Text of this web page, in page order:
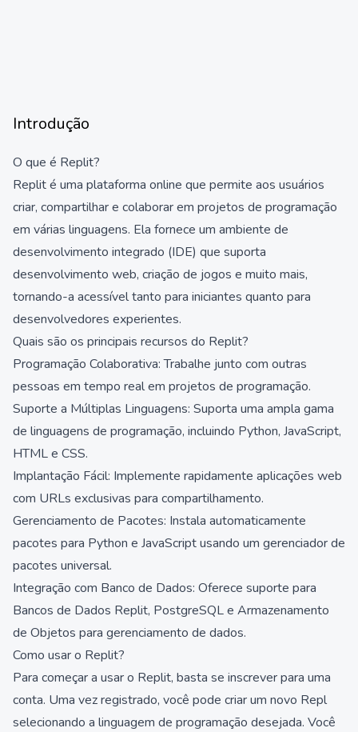
Introdução
O que é Replit?
Replit é uma plataforma online que permite aos usuários
criar, compartilhar e colaborar em projetos de programação
em várias linguagens. Ela fornece um ambiente de
desenvolvimento integrado (IDE) que suporta
desenvolvimento web, criação de jogos e muito mais,
tornando-a acessível tanto para iniciantes quanto para
desenvolvedores experientes.
Quais são os principais recursos do Replit?
Programação Colaborativa: Trabalhe junto com outras
pessoas em tempo real em projetos de programação.
Suporte a Múltiplas Linguagens: Suporta uma ampla gama
de linguagens de programação, incluindo Python, JavaScript,
HTML e CSS.
Implantação Fácil: Implemente rapidamente aplicações web
com URLs exclusivas para compartilhamento.
Gerenciamento de Pacotes: Instala automaticamente
pacotes para Python e JavaScript usando um gerenciador de
pacotes universal.
Integração com Banco de Dados: Oferece suporte para
Bancos de Dados Replit, PostgreSQL e Armazenamento
de Objetos para gerenciamento de dados.
Como usar o Replit?
Para começar a usar o Replit, basta se inscrever para uma
conta. Uma vez registrado, você pode criar um novo Repl
selecionando a linguagem de programação desejada. Você